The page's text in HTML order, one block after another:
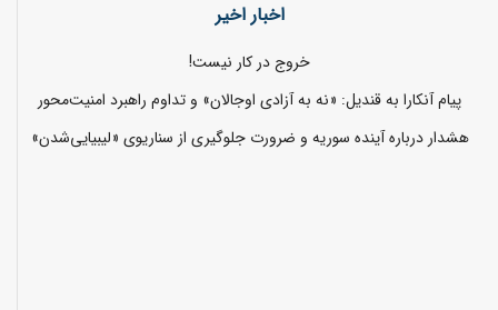
اخبار اخیر
خروج در کار نیست!
پیام آنکارا به قندیل: «نه به آزادی اوجالان» و تداوم راهبرد امنیت‌محور
هشدار درباره آینده سوریه و ضرورت جلوگیری از سناریوی «لیبیایی‌شدن»